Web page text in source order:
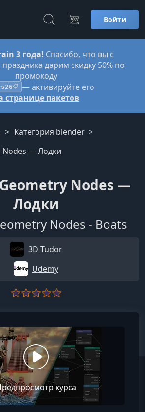
Войти
3 года! Спасибо, что вы с
дарим скидку 50% по
промокоду
📋 — активируйте его
странице пакетов
Категория blender
Nodes — Лодки
Nodes —
Лодки
Nodes - Boats
3D Tudor
Udemy
курса